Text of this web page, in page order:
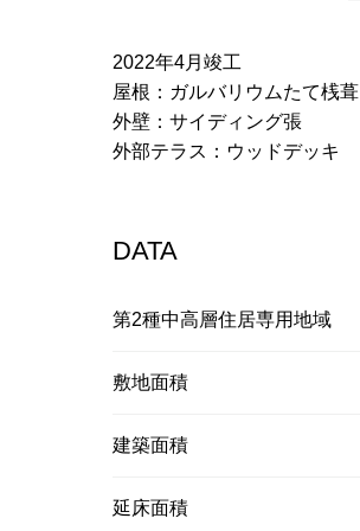
2022年4月竣工
屋根：ガルバリウムたて桟葺
外壁：サイディング張
外部テラス：ウッドデッキ
DATA
第2種中高層住居専用地域
敷地面積
建築面積
延床面積